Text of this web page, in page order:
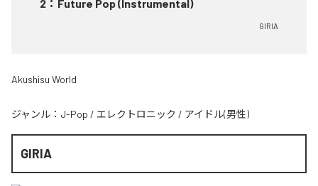
2 ： Future Pop (Instrumental)
GIRIA
Akushisu World
ジャンル： J-Pop / エレクトロニック / アイドル(男性)
GIRIA